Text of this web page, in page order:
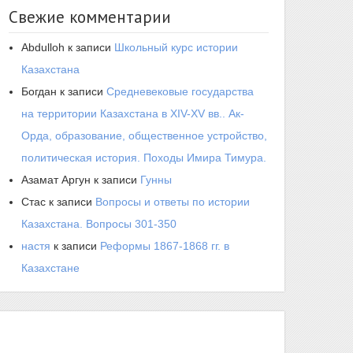
Свежие комментарии
Abdulloh к записи Школьный курс истории
Казахстана
Богдан к записи Средневековые государства
на территории Казахстана в XIV-XV вв.. Ак-
Орда, образование, общественное устройство,
политическая история. Походы Имира Тимура.
Азамат Аргун к записи Гунны
Стас к записи Вопросы и ответы по истории
Казахстана. Вопросы 301-350
настя к записи Реформы 1867-1868 гг. в
Казахстане